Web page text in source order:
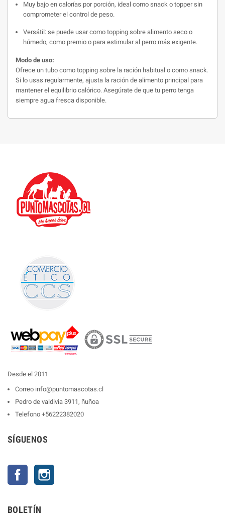
Muy bajo en calorías por porción, ideal como snack o topper sin
comprometer el control de peso.
Versátil: se puede usar como topping sobre alimento seco o
húmedo, como premio o para estimular al perro más exigente.
Modo de uso:
Ofrece un tubo como topping sobre la ración habitual o como snack.
Si lo usas regularmente, ajusta la ración de alimento principal para
mantener el equilibrio calórico. Asegúrate de que tu perro tenga
siempre agua fresca disponible.
Desde el 2011
Correo info@puntomascotas.cl
Pedro de valdivia 3911, ñuñoa
Telefono +56222382020
SÍGUENOS
Facebook
BOLETÍN